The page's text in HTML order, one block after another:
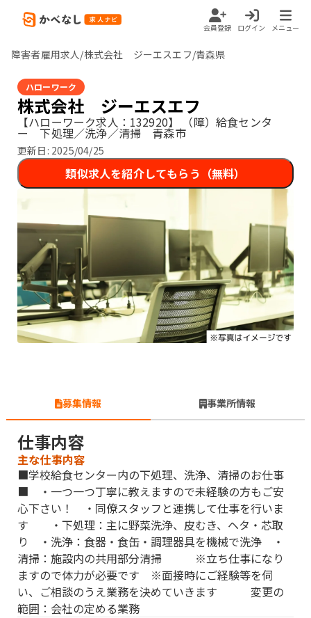
会員登録 ログイン メニュー
障害者雇用求人/株式会社 ジーエスエフ/青森県
ハローワーク
株式会社 ジーエスエフ
【ハローワーク求人：132920】 （障）給食センタ
ー 下処理／洗浄／清掃 青森市
更新日: 2025/04/25
類似求人を紹介してもらう（無料）
募集情報 事業所情報
仕事内容
主な仕事内容
■学校給食センター内の下処理、洗浄、清掃のお仕事
■ ・一つ一つ丁寧に教えますので未経験の方もご安
心下さい！ ・同僚スタッフと連携して仕事を行いま
す ・下処理：主に野菜洗浄、皮むき、ヘタ・芯取
り ・洗浄：食器・食缶・調理器具を機械で洗浄 ・
清掃：施設内の共用部分清掃 ※立ち仕事になり
ますので体力が必要です ※面接時にご経験等を伺
い、ご相談のうえ業務を決めていきます 変更の
範囲：会社の定める業務